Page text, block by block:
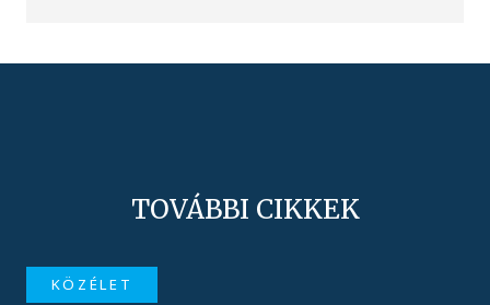
TOVÁBBI CIKKEK
KÖZÉLET